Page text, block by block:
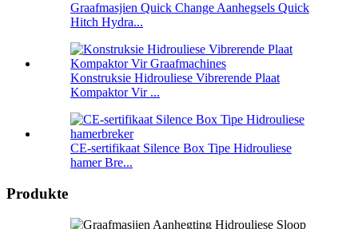
Graafmasjien Quick Change Aanhegsels Quick
Hitch Hydra...
Konstruksie Hidrouliese Vibrerende Plaat
Kompaktor Vir ...
CE-sertifikaat Silence Box Tipe Hidrouliese
hamer Bre...
Produkte